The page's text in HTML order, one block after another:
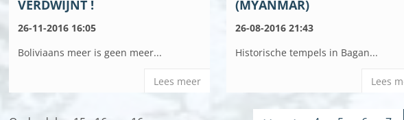
VERDWIJNT !
26-11-2016 16:05
Boliviaans meer is geen meer...
Lees meer
(MYANMAR)
26-08-2016 21:43
Historische tempels in Bagan...
Lees